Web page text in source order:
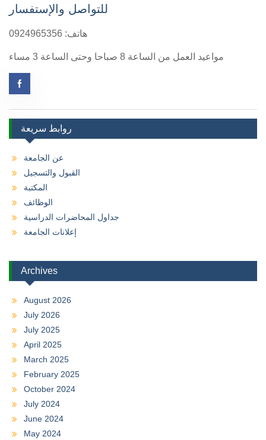
للتواصل والإستفسار
مواعيد العمل من الساعة 8 صباحا وحتى الساعة 3 مساء
روابط سريعة
عن الجامعة
القبول والتسجيل
المكتبة
الوظائف
جداول المحاضرات الدراسية
إعلانات الجامعة
Archives
August 2026
July 2026
July 2025
April 2025
March 2025
February 2025
October 2024
July 2024
June 2024
May 2024